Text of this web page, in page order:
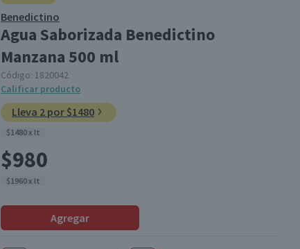
Benedictino
Agua Saborizada Benedictino
Manzana 500 ml
Código: 1820042
Calificar producto
Lleva 2 por $1480
$1480 x lt
$980
$1960 x lt
Agregar